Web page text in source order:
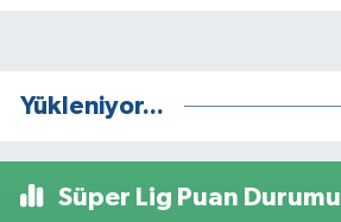
Yükleniyor...
Süper Lig Puan Durumu